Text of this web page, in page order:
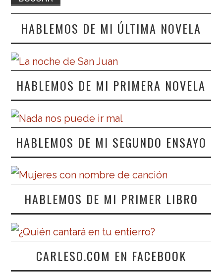
HABLEMOS DE MI ÚLTIMA NOVELA
HABLEMOS DE MI PRIMERA NOVELA
HABLEMOS DE MI SEGUNDO ENSAYO
HABLEMOS DE MI PRIMER LIBRO
CARLESO.COM EN FACEBOOK